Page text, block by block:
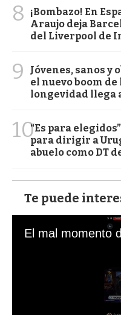
8
¡Bombazo! En
Araujo deja
del Liverpool de
9
Jóvenes, sanos y
el nuevo boom
longevidad llega
10“Es para
para dirigir a
abuelo como DT
Te puede